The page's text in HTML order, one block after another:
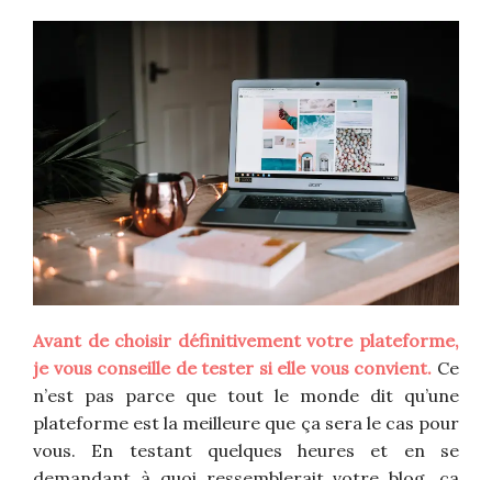
Avant de choisir définitivement votre plateforme,
je vous conseille de tester si elle vous convient. Ce
n’est pas parce que tout le monde dit qu’une
plateforme est la meilleure que ça sera le cas pour
vous. En testant quelques heures et en se